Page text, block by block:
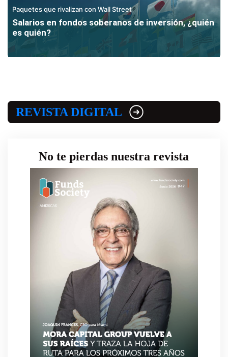
Paquetes que rivalizan con Wall Street
Salarios en fondos soberanos de inversión, ¿quién
es quién?
REVISTA DIGITAL
No te pierdas nuestra revista